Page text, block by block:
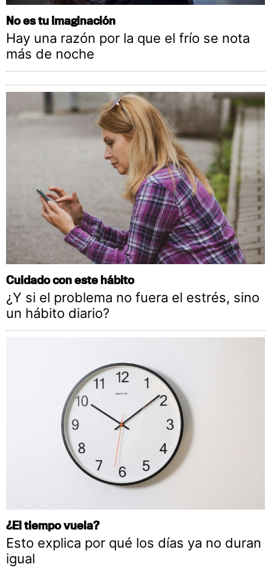
No es tu imaginación
Hay una razón por la que el frío se nota
más de noche
Cuidado con este hábito
¿Y si el problema no fuera el estrés, sino
un hábito diario?
¿El tiempo vuela?
Esto explica por qué los días ya no duran
igual